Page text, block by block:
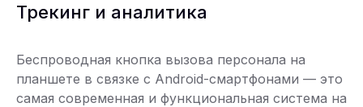
Трекинг и аналитика
Беспроводная кнопка вызова персонала на
планшете в связке с Android-смартфонами — это
самая современная и функциональная система на